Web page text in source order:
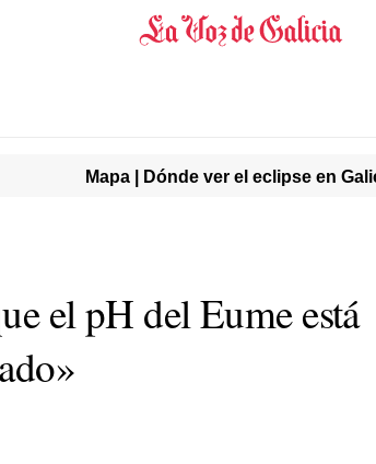
Mapa | Dónde ver el eclipse en
el pH del Eume está